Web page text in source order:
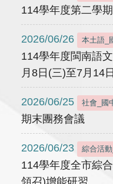
114學年度第二學
2026/06/26 本土語_
114學年度閩南語
月8日(三)至7月14
2026/06/25 社會_國
期末團務會議
2026/06/23 綜合活
114學年度全市綜